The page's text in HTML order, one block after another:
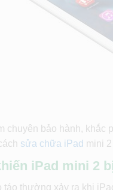
chuyên bảo hành,
sửa chữa iPad mini
iPad mini 2
táo thường xảy ra khi